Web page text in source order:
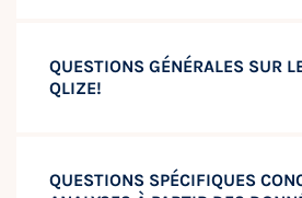
QUESTIONS GÉNÉRALES SUR
QLIZE!
QUESTIONS SPÉCIFIQUES